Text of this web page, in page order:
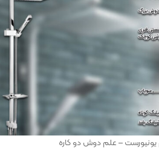
– علم دوش دو کاره